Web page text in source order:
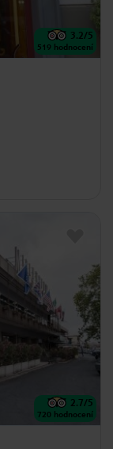
3.2/5
519 hodnocení
2.7/5
720 hodnocení